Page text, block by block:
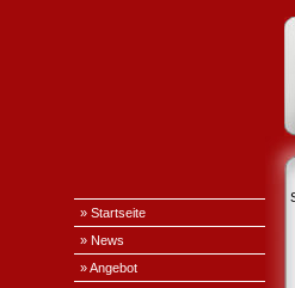
» Startseite
» News
» Angebot